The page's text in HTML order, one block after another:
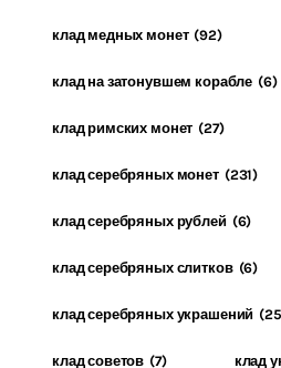
клад медных монет (92)
клад на затонувшем корабле (6)
клад римских монет (27)
клад серебряных монет (231)
клад серебряных рублей (6)
клад серебряных слитков (6)
клад серебряных украшений
клад советов (7) клад